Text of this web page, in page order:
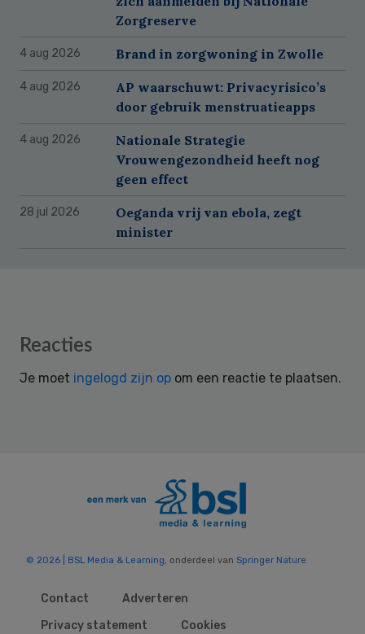
Zorgreserve
4 aug 2026 Brand in zorgwoning in Zwolle
4 aug 2026
AP waarschuwt: Privacyrisico’s
door gebruik menstruatieapps
4 aug 2026
Nationale Strategie
Vrouwengezondheid heeft nog
geen effect
28 jul 2026
Oeganda vrij van ebola, zegt
minister
Reader
Reacties
Je moet ingelogd zijn op om een reactie te plaatsen.
© 2026 | BSL Media & Learning, onderdeel van Springer Nature
Contact
Adverteren
Privacy statement
Cookies